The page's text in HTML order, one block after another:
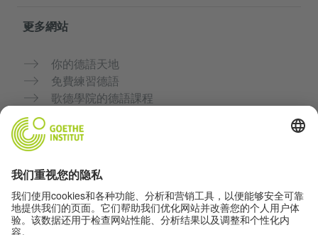
更多網站
你的德語天地
免費練習德語
歌德學院的德語課程
隱私與無障礙
隱私設定